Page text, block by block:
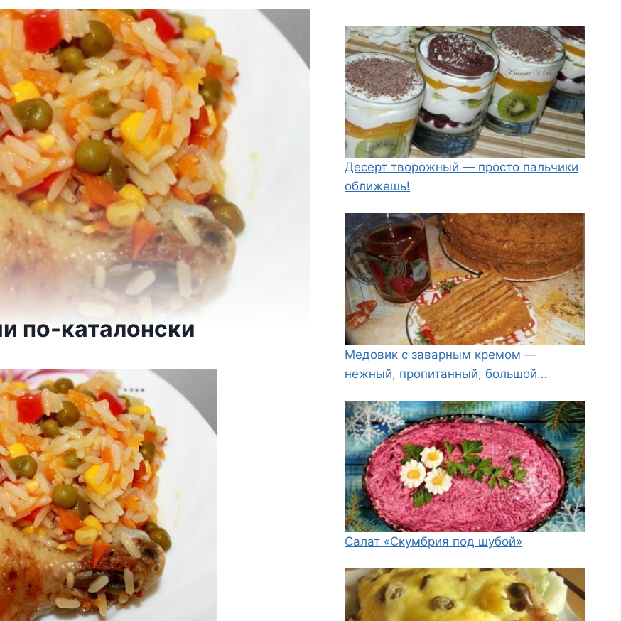
по-каталонски
Десерт творожный — просто пальчики
оближешь!
Медовик с заварным кремом —
нежный, пропитанный, большой…
Салат «Скумбрия под шубой»